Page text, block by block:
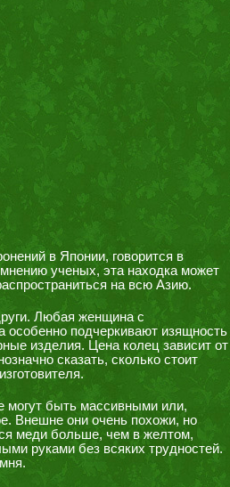
в Японии, говорится в
ученых, эта находка может
на всю Азию.
Любая женщина с
особенно подчеркивают изящность
изделия. Цена колец зависит от
сказать, сколько стоит
могут быть массивными или,
Внешне они очень похожи, но
меди больше, чем в желтом,
руками без всяких трудностей.